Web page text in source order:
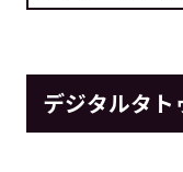
デジタルタト